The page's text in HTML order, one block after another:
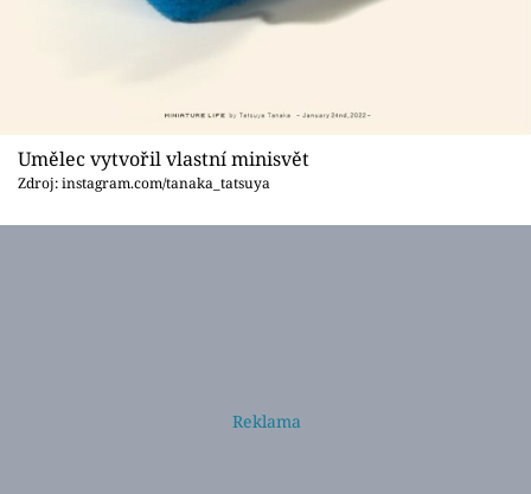
Umělec vytvořil vlastní minisvět
Zdroj: instagram.com/tanaka_tatsuya